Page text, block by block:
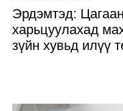
Эрдэмтэд:
харьцуулахад
зүйн хувьд илүү